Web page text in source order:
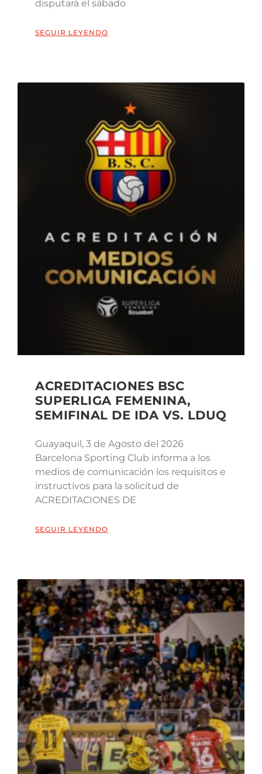
disputará el sábado
SEGUIR LEYENDO
ACREDITACIONES BSC
SUPERLIGA FEMENINA,
SEMIFINAL DE IDA VS. LDUQ
Guayaquil, 3 de Agosto del 2026
Barcelona Sporting Club informa a los
medios de comunicación los requisitos e
instructivos para la solicitud de
ACREDITACIONES DE
SEGUIR LEYENDO